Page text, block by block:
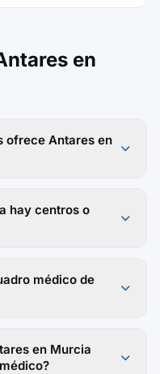
en
ofrece Antares en
hay centros o
médico de
en Murcia